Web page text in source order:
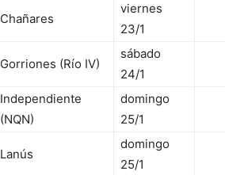
Chañares
viernes
23/1
Gorriones (Río IV)
sábado
24/1
Independiente
(NQN)
domingo
25/1
Lanús
domingo
25/1